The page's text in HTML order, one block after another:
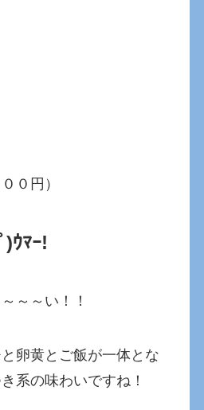
０円）
ｳﾏｰ!
～～い！！
卵黄とご飯が一体とな
系の味わいですね！